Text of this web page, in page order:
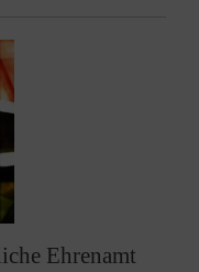
Ehrenamt